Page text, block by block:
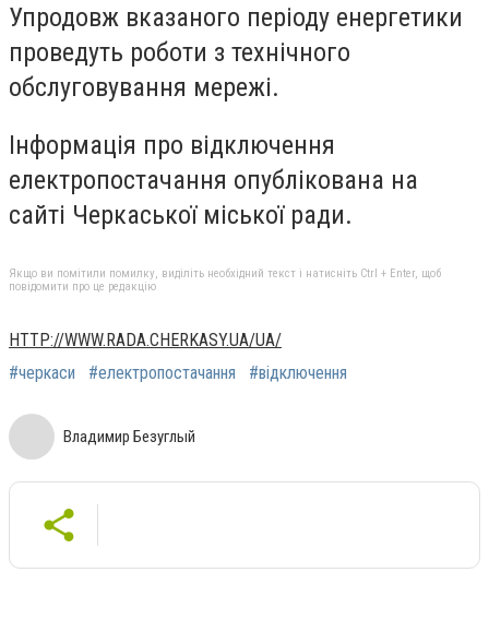
Упродовж вказаного періоду енергетики
проведуть роботи з технічного
обслуговування мережі.
Інформація про відключення
електропостачання опублікована на
сайті Черкаської міської ради.
Якщо ви помітили помилку, виділіть необхідний текст і натисніть Ctrl + Enter, щоб
повідомити про це редакцію
HTTP://WWW.RADA.CHERKASY.UA/UA/
#черкаси
#електропостачання #відключення
Владимир Безуглый